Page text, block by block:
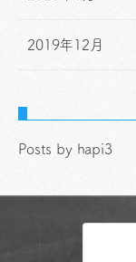
2019年12月
Posts by hapi3